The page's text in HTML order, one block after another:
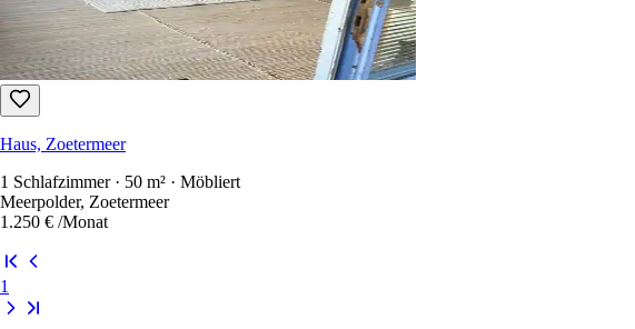
Haus, Zoetermeer
1 Schlafzimmer · 50 m² · Möbliert
Meerpolder, Zoetermeer
1.250 € /Monat
1